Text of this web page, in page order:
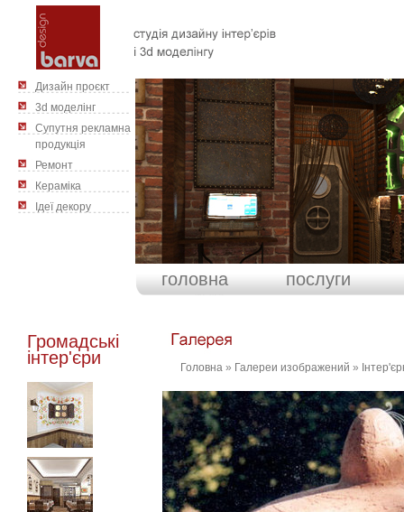
головна послуги
Головна » Галереи изображений »
Дизайн проєкт
3d моделінг
Cупутня рекламна
продукція
Ремонт
Кераміка
Ідеї декору
Громадські
інтер'єри